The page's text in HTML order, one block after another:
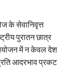
के सेवानिवृत्त
पुरातन छात्र
में न केवल देश
आदरभाव प्रकट